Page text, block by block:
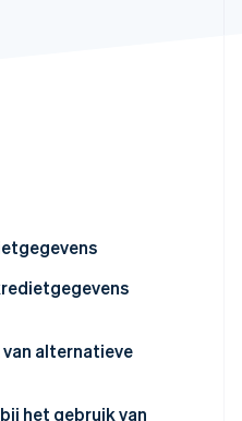
2026
personaliseren
alternatieve
het gebruik van